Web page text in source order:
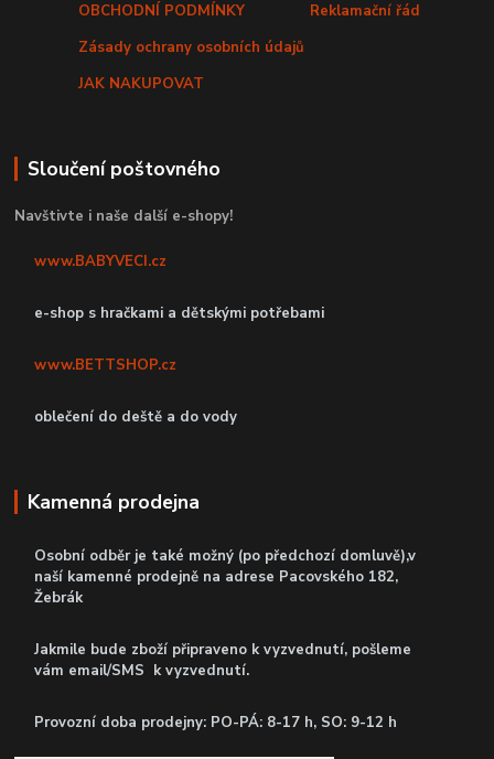
OBCHODNÍ PODMÍNKY
Reklamační řád
Zásady ochrany osobních údajů
JAK NAKUPOVAT
Sloučení poštovného
Navštivte i naše další e-shopy!
www.BABYVECI.cz
e-shop s hračkami a dětskými potřebami
www.BETTSHOP.cz
oblečení do deště a do vody
Kamenná prodejna
Osobní odběr je také možný (po předchozí domluvě),v
naší kamenné prodejně na adrese Pacovského 182,
Žebrák
Jakmile bude zboží připraveno k vyzvednutí, pošleme
vám email/SMS k vyzvednutí.
Provozní doba prodejny: PO-PÁ: 8-17 h, SO: 9-12 h